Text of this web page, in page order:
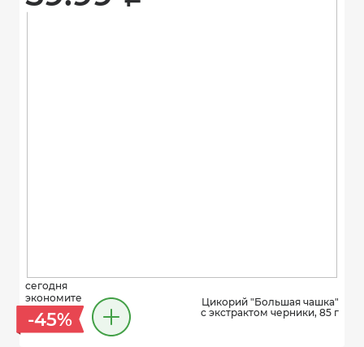
сегодня
экономите
-45%
Цикорий "Большая чашка"
с экстрактом черники, 85 г